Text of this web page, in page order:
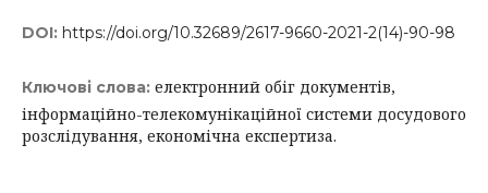
DOI: https://doi.org/10.32689/2617-9660-2021-2(14)-90-98
Ключові слова: електронний обіг документів,
інформаційно-телекомунікаційної системи досудового
розслідування, економічна експертиза.